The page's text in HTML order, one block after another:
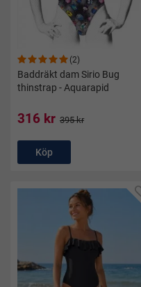
(2)
Baddräkt dam Sirio Bug
thinstrap - Aquarapid
316 kr 395 kr
Köp